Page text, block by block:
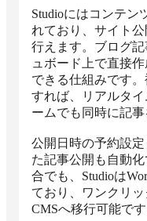
Studioにはコンテン
れており、サイト
行えます。ブログ
ュボード上で直接
できる仕組みです
すれば、リアルタ
ームでも同時に記事
公開日時の予約設
た記事公開も自動
合でも、Studioは
ており、ワンクリ
CMSへ移行可能です